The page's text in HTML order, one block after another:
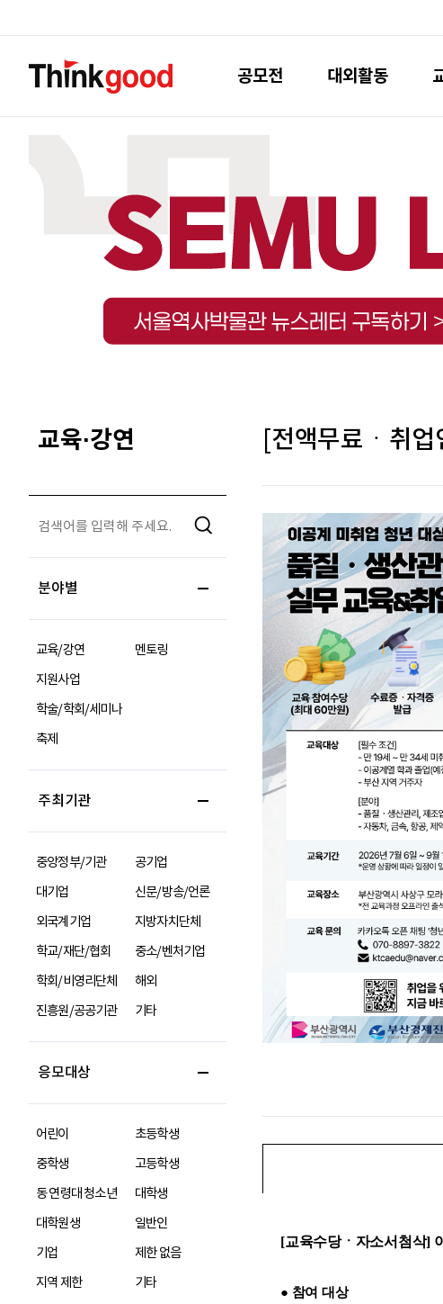
공모전 대외활동
교육·강연
분야별
교육/강연
멘토링
지원사업
학술/학회/세미나
축제
주최기관
중앙정부/기관
공기업
대기업
신문/방송/언론
외국계기업
지방자치단체
학교/재단/협회
중소/벤처기업
학회/비영리단체
해외
진흥원/공공기관
기타
응모대상
어린이
초등학생
중학생
고등학생
동 연령대 청소년
대학생
대학원생
일반인
기업
제한 없음
지역 제한
기타
[전액무료ㆍ취업